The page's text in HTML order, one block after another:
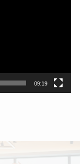
09:19